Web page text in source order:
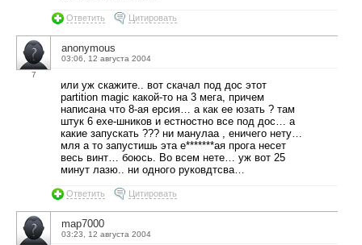
Ответить Цитировать
7
anonymous
03:06, 12 августа 2004
или уж скажите.. вот скачал под дос этот
partition magic какой-то на 3 мега, причем
написана что 8-ая ерсия… а как ее юзать ? там
штук 6 exe-шников и естностно все под дос… а
какие запускать ??? ни манулаа , еничего нету…
мля а то запустишь эта е*******ая прога несет
весь винт… боюсь. Во всем нете… уж вот 25
минут лазю.. ни одного руковдтсва…
Ответить Цитировать
map7000
03:23, 12 августа 2004